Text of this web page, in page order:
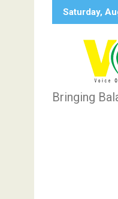
Saturday,
Bringing